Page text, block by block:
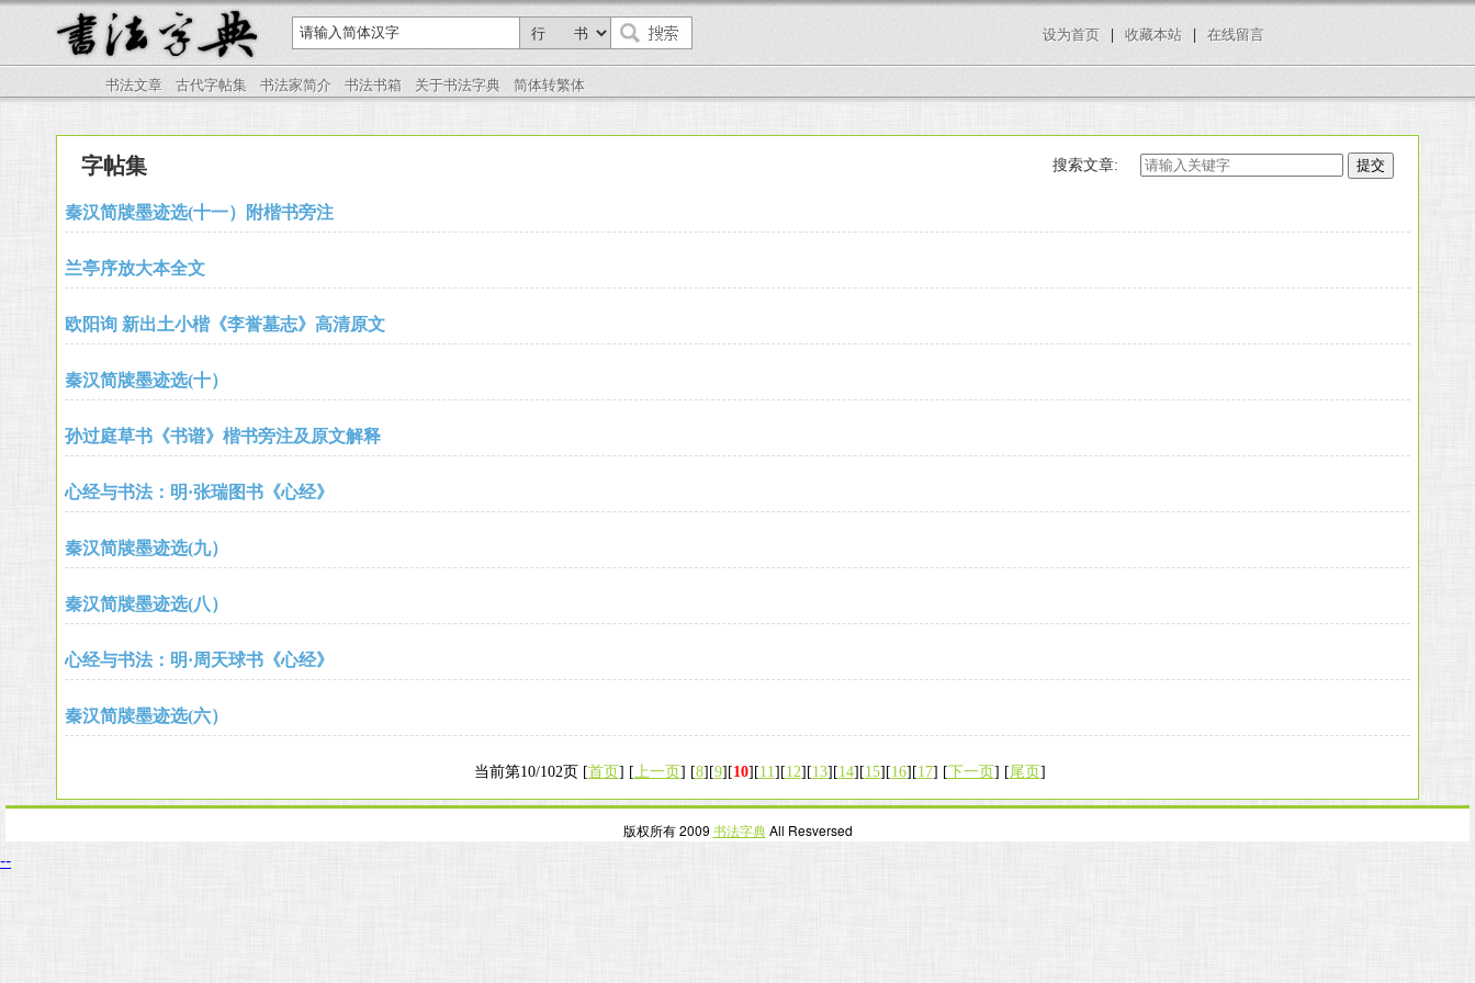
设为首页 | 收藏本站 | 在线留言
书法文章 古代字帖集 书法家简介 书法书箱 关于书法字典 简体转繁体
字帖集 搜索文章:
秦汉简牍墨迹选(十一）附楷书旁注
兰亭序放大本全文
欧阳询 新出土小楷《李誉墓志》高清原文
秦汉简牍墨迹选(十）
孙过庭草书《书谱》楷书旁注及原文解释
心经与书法：明·张瑞图书《心经》
秦汉简牍墨迹选(九）
秦汉简牍墨迹选(八）
心经与书法：明·周天球书《心经》
秦汉简牍墨迹选(六）
当前第10/102页 [首页] [上一页] [8][9][10][11][12][13][14][15][16][17] [下一页] [尾页]
版权所有 2009 书法字典All Resversed
--